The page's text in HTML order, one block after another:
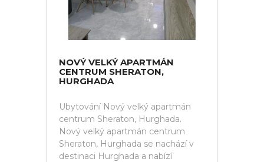
NOVÝ VELKÝ APARTMÁN
CENTRUM SHERATON,
HURGHADA
Ubytování Nový velký apartmán
centrum Sheraton, Hurghada.
Nový velký apartmán centrum
Sheraton, Hurghada se nachází v
destinaci Hurghada a nabízí